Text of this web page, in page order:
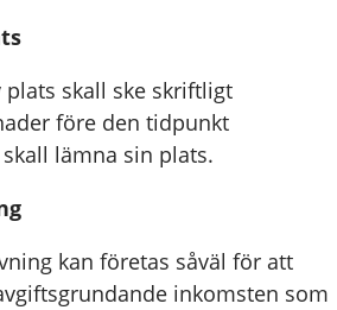
plats skall ske skriftligt
före den tidpunkt
lämna sin plats.
kan företas såväl för att
inkomsten som